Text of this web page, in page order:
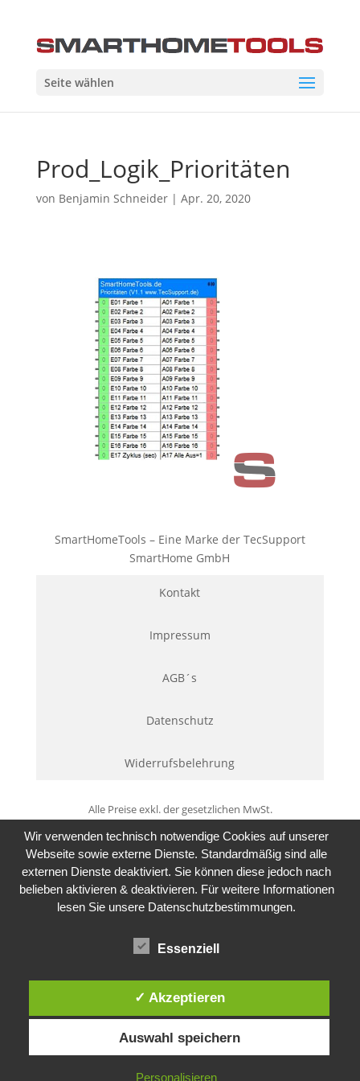
Seite wählen
Prod_Logik_Prioritäten
von Benjamin Schneider| Apr. 20, 2020
SmartHomeTools – Eine Marke der TecSupport
SmartHome GmbH
Kontakt
Impressum
AGB´s
Datenschutz
Widerrufsbelehrung
Alle Preise exkl. der gesetzlichen MwSt.
Wir verwenden technisch notwendige Cookies auf unserer
Webseite sowie externe Dienste. Standardmäßig sind alle
externen Dienste deaktiviert. Sie können diese jedoch nach
belieben aktivieren & deaktivieren. Für weitere Informationen
lesen Sie unsere Datenschutzbestimmungen.
Essenziell
✓ Akzeptieren
Auswahl speichern
Personalisieren